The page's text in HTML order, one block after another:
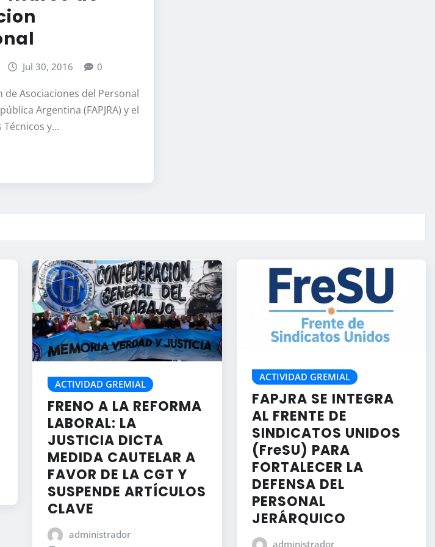
Jul 30, 2016 0
de Asociaciones del Personal
Argentina (FAPJRA) y el
Técnicos y…
ACTIVIDAD GREMIAL
FRENO A LA REFORMA
LABORAL: LA
JUSTICIA DICTA
MEDIDA CAUTELAR A
FAVOR DE LA CGT Y
SUSPENDE ARTÍCULOS
CLAVE
administrador
ACTIVIDAD GREMIAL
FAPJRA SE INTEGRA
AL FRENTE DE
SINDICATOS UNIDOS
(FreSU) PARA
FORTALECER LA
DEFENSA DEL
PERSONAL
JERÁRQUICO
administrador